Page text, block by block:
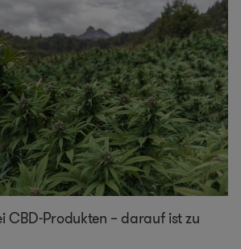
CBD-Produkten – darauf ist zu